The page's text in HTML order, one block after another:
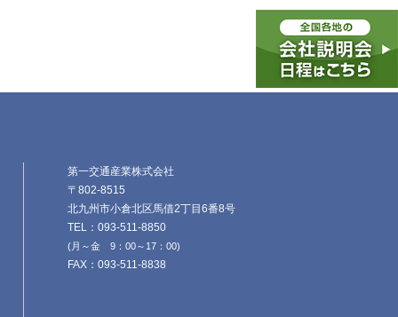
第一交通産業株式会社
〒802-8515
北九州市小倉北区馬借2丁目6番8号
TEL：093-511-8850
(月～金 9：00～17：00)
FAX：093-511-8838